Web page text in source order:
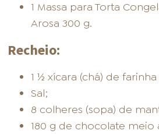
1 Massa para Torta
Arosa 300 g.
Recheio:
1 ½ xícara (chá) de
Sal;
8 colheres (sopa) de
180 g de chocolate meio